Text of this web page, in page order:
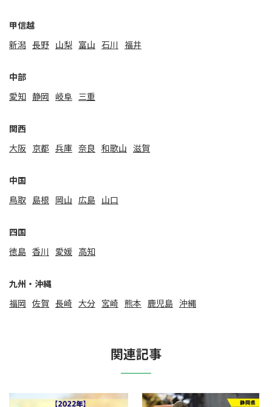
甲信越
新潟 ⻑野 山梨 富山 石川 福井
中部
愛知 静岡 岐阜 三重
関⻄
大阪
京都 兵庫 奈良 和歌山 滋賀
中国
鳥取
島根 岡山 広島 山口
四国
徳島 香川 愛媛 高知
九州・沖縄
福岡
佐賀 ⻑崎 大分 宮崎 熊本 鹿児島 沖縄
関連記事